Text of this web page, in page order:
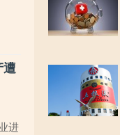
遭
进